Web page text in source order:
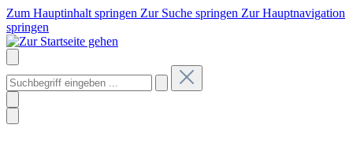
Zum Hauptinhalt springen Zur Suche springen Zur Hauptnavigation
springen